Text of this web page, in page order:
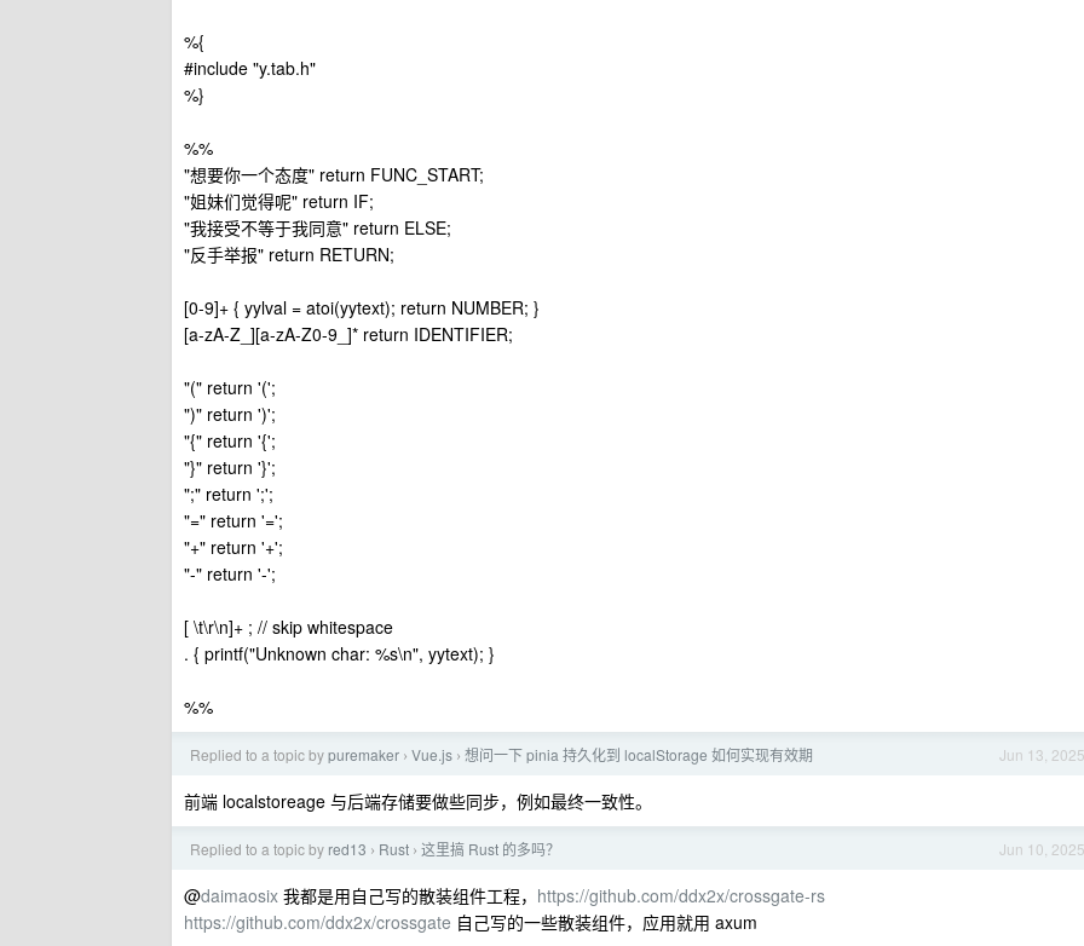
%{
#include "y.tab.h"
%}
%%
"想要你一个态度" return FUNC_START;
"姐妹们觉得呢" return IF;
"我接受不等于我同意" return ELSE;
"反手举报" return RETURN;
[0-9]+ { yylval = atoi(yytext); return NUMBER; }
[a-zA-Z_][a-zA-Z0-9_]* return IDENTIFIER;
"(" return '(';
")" return ')';
"{" return '{';
"}" return '}';
";" return ';';
"=" return '=';
"+" return '+';
"-" return '-';
[ \t\r\n]+ ; // skip whitespace
. { printf("Unknown char: %s\n", yytext); }
%%
Jun 13, 2025
Replied to a topic bypuremaker › Vue.js › 想问一下 pinia 持久化到 localStorage 如何实现有效期
前端 localstoreage 与后端存储要做些同步，例如最终一致性。
Jun 10, 2025
Replied to a topic by red13 › Rust › 这里搞 Rust 的多吗？
@daimaosix 我都是用自己写的散装组件工程， https://github.com/ddx2x/crossgate-rs
https://github.com/ddx2x/crossgate 自己写的一些散装组件，应用就用 axum